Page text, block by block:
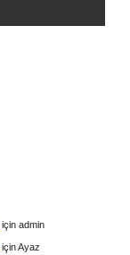
için admin
içinAyaz